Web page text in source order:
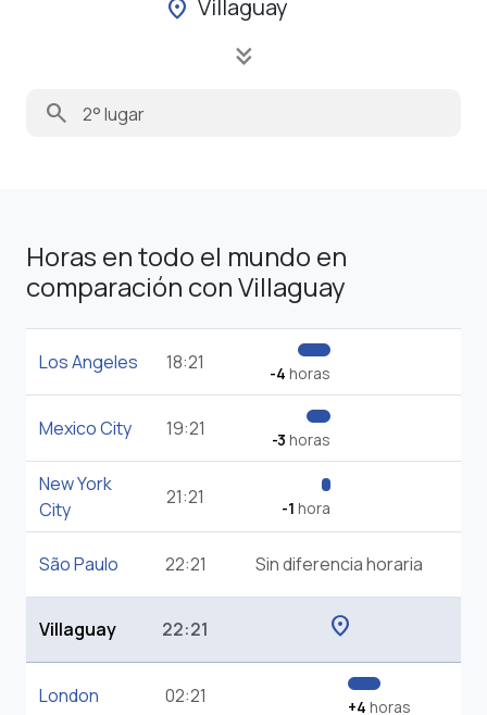
location_on Villaguay
keyboard_double_arrow_down
search
Horas en todo el mundo en
comparación con Villaguay
Los Angeles 18:21 -4 horas
Mexico City 19:21 -3 horas
New York
City
21:21 -1 hora
São Paulo 22:21 Sin diferencia horaria
Villaguay 22:21 location_on
London 02:21 +4 horas